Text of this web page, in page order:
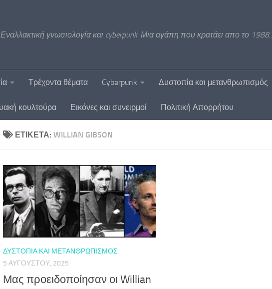
Εναλλακτική γνωσιολογία και cyberpunk. Μια αγάπη που κρατάει απο το 1988..
Τρέχοντα θέματα Cyberpunk Δυστοπία και μετανθρωπισμός
κουλτούρα Εικόνες και συνειρμοί Πολιτική Απορρήτου
ΕΤΙΚΈΤΑ: WILLIAN GIBSON
ΔΥΣΤΟΠΊΑ ΚΑΙ ΜΕΤΑΝΘΡΩΠΙΣΜΌΣ
5 ΑΥΓΟΎΣΤΟΥ, 2025
Μας προειδοποίησαν οι Willian